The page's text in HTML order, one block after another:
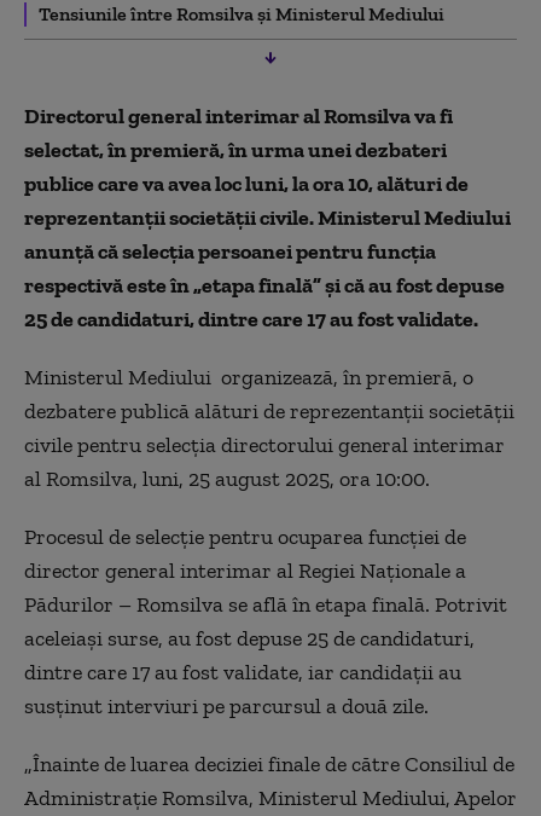
Tensiunile între Romsilva și Ministerul Mediului
Directorul general interimar al Romsilva va fi
selectat, în premieră, în urma unei dezbateri
publice care va avea loc luni, la ora 10, alături de
reprezentanţii societăţii civile. Ministerul Mediului
anunță că selecţia persoanei pentru funcţia
respectivă este în „etapa finală” şi că au fost depuse
25 de candidaturi, dintre care 17 au fost validate.
Ministerul Mediului organizează, în premieră, o
dezbatere publică alături de reprezentanţii societăţii
civile pentru selecţia directorului general interimar
al Romsilva, luni, 25 august 2025, ora 10:00.
Procesul de selecţie pentru ocuparea funcţiei de
director general interimar al Regiei Naţionale a
Pădurilor – Romsilva se află în etapa finală. Potrivit
aceleiaşi surse, au fost depuse 25 de candidaturi,
dintre care 17 au fost validate, iar candidaţii au
susţinut interviuri pe parcursul a două zile.
„Înainte de luarea deciziei finale de către Consiliul de
Administraţie Romsilva, Ministerul Mediului, Apelor